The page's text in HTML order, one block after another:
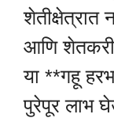
शेतीक्षेत्रात
आणि शेतकरी
या **गहू
पुरेपूर लाभ